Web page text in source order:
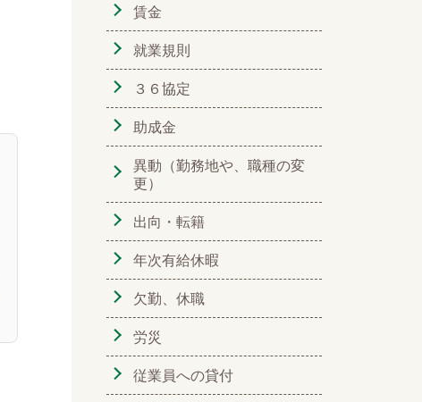
賃金
就業規則
３６協定
助成金
異動（勤務地や、職種の変
更）
出向・転籍
年次有給休暇
欠勤、休職
労災
従業員への貸付